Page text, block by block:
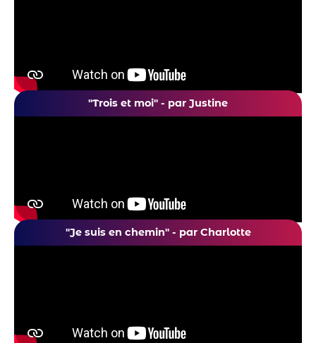
"Trois et moi" - par Justine
"Je suis en chemin" - par Charlotte